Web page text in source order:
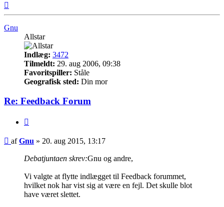
Gnu
Allstar
Indlæg: 3472
Tilmeldt: 29. aug 2006, 09:38
Favoritspiller: Ståle
Geografisk sted: Din mor
Re: Feedback Forum
Indlæg
afGnu » 20. aug 2015, 13:17
Debatjuntaen skrev:Gnu og andre,
Vi valgte at flytte indlægget til Feedback forummet,
hvilket nok har vist sig at være en fejl. Det skulle blot
have været slettet.